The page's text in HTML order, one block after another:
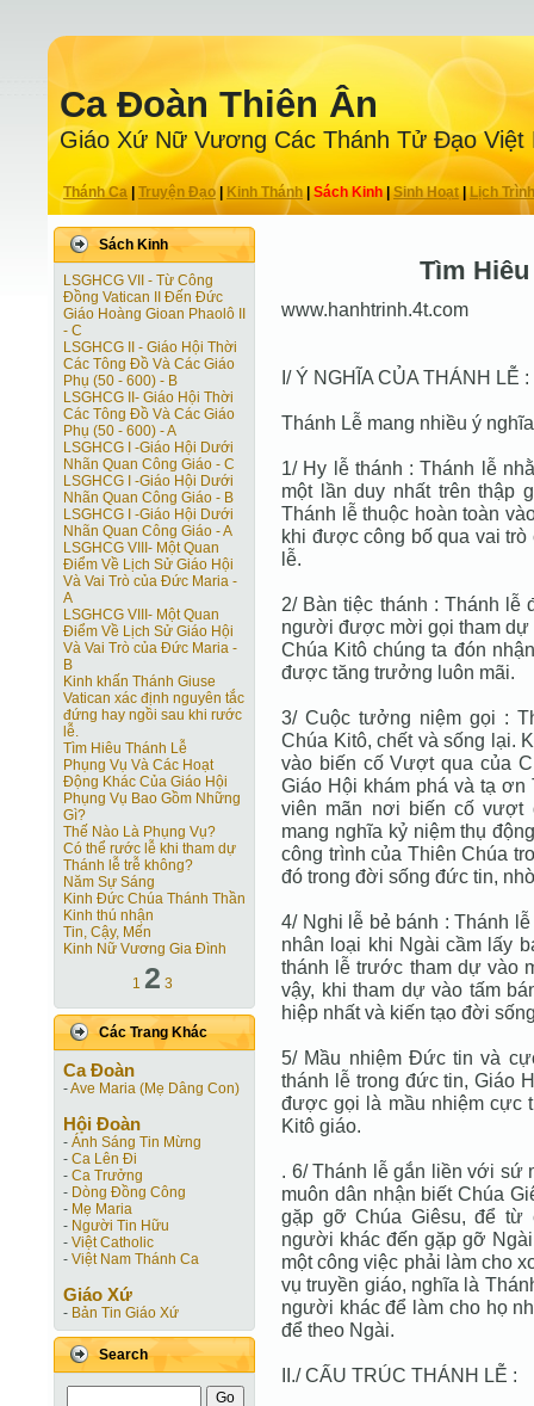
Ca Ðoàn Thiên Ân
Giáo Xứ Nữ Vương Các Thánh Tử Ðạo Việt
Thánh Ca Truyện Ðạo| Kinh Thánh Sách Kinh|Sinh Hoạt| Lịch Trình
Sách Kinh
LSGHCG VII - Từ Công
Ðồng Vatican II Ðến Ðức
Giáo Hoàng Gioan Phaolô II
- C
LSGHCG II - Giáo Hội Thời
Các Tông Ðồ Và Các Giáo
Phụ (50 - 600) - B
LSGHCG II- Giáo Hội Thời
Các Tông Ðồ Và Các Giáo
Phụ (50 - 600) - A
LSGHCG I -Giáo Hội Dưới
Nhãn Quan Công Giáo - C
LSGHCG I -Giáo Hội Dưới
Nhãn Quan Công Giáo - B
LSGHCG I -Giáo Hội Dưới
Nhãn Quan Công Giáo - A
LSGHCG VIII- Một Quan
Ðiểm Về Lịch Sử Giáo Hội
Và Vai Trò của Ðức Maria -
A
LSGHCG VIII- Một Quan
Ðiểm Về Lịch Sử Giáo Hội
Và Vai Trò của Ðức Maria -
B
Kinh khấn Thánh Giuse
Vatican xác định nguyên tắc
đứng hay ngồi sau khi rước
lễ.
Tìm Hiêu Thánh Lễ
Phụng Vụ Và Các Hoạt
Động Khác Của Giáo Hội
Phụng Vụ Bao Gồm Những
Gì?
Thế Nào Là Phụng Vụ?
Có thể rước lễ khi tham dự
Thánh lễ trễ không?
Năm Sự Sáng
Kinh Đức Chúa Thánh Thần
Kinh thú nhận
Tin, Cậy, Mến
Kinh Nữ Vương Gia Đình
1 2 3
Các Trang Khác
Ca Ðoàn
-Ave Maria (Mẹ Dâng Con)
Hội Ðoàn
- Ánh Sáng Tin Mừng
- Ca Lên Đi
- Ca Trưởng
- Dòng Đồng Công
- Mẹ Maria
- Người Tin Hữu
- Việt Catholic
- Việt Nam Thánh Ca
Giáo Xứ
- Bản Tin Giáo Xứ
Search
Tìm
www.hanhtrinh.4t.com
I/ Ý NGHĨA CỦA THÁNH LỄ :
Thánh Lễ mang nhiều ý
1/ Hy lễ thánh : Thánh lễ
một lần duy nhất trên thập
Thánh lễ thuộc hoàn toàn
khi được công bố qua vai
lễ.
2/ Bàn tiệc thánh : Thánh
người được mời gọi tham dự
Chúa Kitô chúng ta đón
được tăng trưởng luôn mãi.
3/ Cuộc tưởng niệm gọi :
Chúa Kitô, chết và sống lại.
vào biến cố Vượt qua của
Giáo Hội khám phá và tạ
viên mãn nơi biến cố vượt
mang nghĩa kỷ niệm thụ
công trình của Thiên Chúa
đó trong đời sống đức tin,
4/ Nghi lễ bẻ bánh : Thánh
nhân loại khi Ngài cầm lấy
thánh lễ trước tham dự vào
vậy, khi tham dự vào tấm
hiệp nhất và kiến tạo đời
5/ Mầu nhiệm Đức tin và
thánh lễ trong đức tin, Giáo
được gọi là mầu nhiệm cực
Kitô giáo.
. 6/ Thánh lễ gắn liền với sứ
muôn dân nhận biết Chúa
gặp gỡ Chúa Giêsu, để từ
người khác đến gặp gỡ
một công việc phải làm cho
vụ truyền giáo, nghĩa là
người khác để làm cho họ
để theo Ngài.
II./ CẤU TRÚC THÁNH LỄ :